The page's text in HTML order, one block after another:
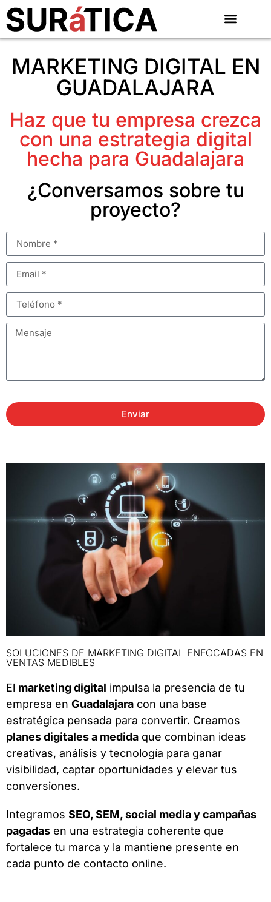
MARKETING DIGITAL EN
GUADALAJARA
Haz que tu empresa crezca
con una estrategia digital
hecha para Guadalajara
¿Conversamos sobre tu
proyecto?
Enviar
SOLUCIONES DE MARKETING DIGITAL ENFOCADAS EN
VENTAS MEDIBLES
El marketing digital impulsa la presencia de tu
empresa en Guadalajara con una base
estratégica pensada para convertir. Creamos
planes digitales a medida que combinan ideas
creativas, análisis y tecnología para ganar
visibilidad, captar oportunidades y elevar tus
conversiones.
Integramos SEO, SEM, social media y campañas
pagadas en una estrategia coherente que
fortalece tu marca y la mantiene presente en
cada punto de contacto online.